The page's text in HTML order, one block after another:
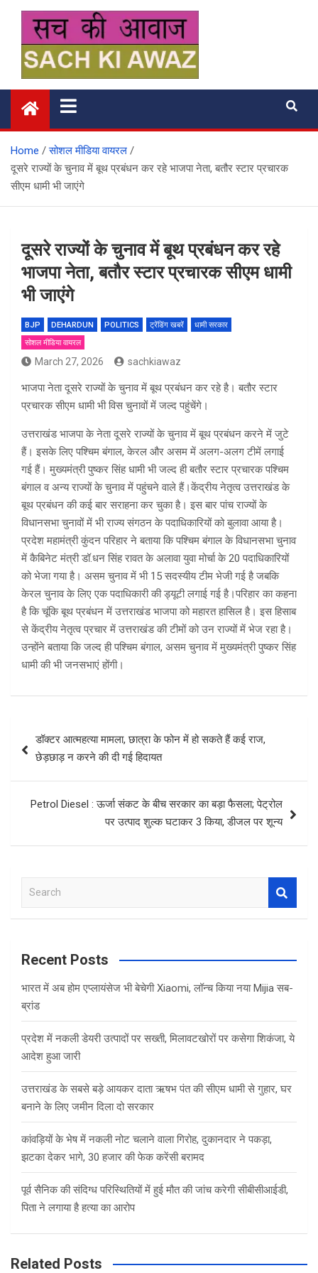
content
सच की आवाज
Home
सोशल मीडिया वायरल
दूसरे राज्यों के चुनाव में बूथ प्रबंधन कर रहे भाजपा नेता, बतौर स्टार प्रचारक
सीएम धामी भी जाएंगे
दूसरे राज्यों के चुनाव में बूथ प्रबंधन कर रहे
भाजपा नेता, बतौर स्टार प्रचारक सीएम धामी
भी जाएंगे
BJP DEHARDUN POLITICS ट्रेंडिंग खबरें
धामी सरकार
सोशल मीडिया वायरल
March 27, 2026 sachkiawaz
भाजपा नेता दूसरे राज्यों के चुनाव में बूथ प्रबंधन कर रहे है। बतौर स्टार
प्रचारक सीएम धामी भी विस चुनावों में जल्द पहुंचेंगे।
उत्तराखंड भाजपा के नेता दूसरे राज्यों के चुनाव में बूथ प्रबंधन करने में जुटे
हैं। इसके लिए पश्चिम बंगाल, केरल और असम में अलग-अलग टीमें लगाई
गई हैं। मुख्यमंत्री पुष्कर सिंह धामी भी जल्द ही बतौर स्टार प्रचारक पश्चिम
बंगाल व अन्य राज्यों के चुनाव में पहुंचने वाले हैं।केंद्रीय नेतृत्व उत्तराखंड के
बूथ प्रबंधन की कई बार सराहना कर चुका है। इस बार पांच राज्यों के
विधानसभा चुनावों में भी राज्य संगठन के पदाधिकारियों को बुलावा आया है।
प्रदेश महामंत्री कुंदन परिहार ने बताया कि पश्चिम बंगाल के विधानसभा चुनाव
में कैबिनेट मंत्री डॉ.धन सिंह रावत के अलावा युवा मोर्चा के 20 पदाधिकारियों
को भेजा गया है। असम चुनाव में भी 15 सदस्यीय टीम भेजी गई है जबकि
केरल चुनाव के लिए एक पदाधिकारी की ड्यूटी लगाई गई है।परिहार का कहना
है कि चूंकि बूथ प्रबंधन में उत्तराखंड भाजपा को महारत हासिल है। इस हिसाब
से केंद्रीय नेतृत्व प्रचार में उत्तराखंड की टीमों को उन राज्यों में भेज रहा है।
उन्होंने बताया कि जल्द ही पश्चिम बंगाल, असम चुनाव में मुख्यमंत्री पुष्कर सिंह
धामी की भी जनसभाएं होंगी।
navigation
डॉक्टर आत्महत्या मामला, छात्रा के फोन में हो सकते हैं कई राज,
छेड़छाड़ न करने की दी गई हिदायत
Petrol Diesel : ऊर्जा संकट के बीच सरकार का बड़ा फैसला; पेट्रोल
पर उत्पाद शुल्क घटाकर 3 किया, डीजल पर शून्य
a
c
Recent Posts
भारत में अब होम एप्लायंसेज भी बेचेगी Xiaomi, लॉन्च किया नया Mijia सब-
ब्रांड
प्रदेश में नकली डेयरी उत्पादों पर सख्ती, मिलावटखोरों पर कसेगा शिकंजा, ये
आदेश हुआ जारी
उत्तराखंड के सबसे बड़े आयकर दाता ऋषभ पंत की सीएम धामी से गुहार, घर
बनाने के लिए जमीन दिला दो सरकार
कांवड़ियों के भेष में नकली नोट चलाने वाला गिरोह, दुकानदार ने पकड़ा,
झटका देकर भागे, 30 हजार की फेक करेंसी बरामद
पूर्व सैनिक की संदिग्ध परिस्थितियों में हुई मौत की जांच करेगी सीबीसीआईडी,
पिता ने लगाया है हत्या का आरोप
Related Posts